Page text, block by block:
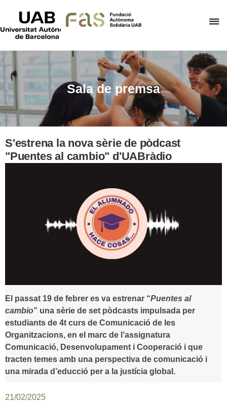
el
Sala de premsa
S'estrena la nova sèrie de pòdcast
"Puentes al cambio" d'UABràdio
El passat 19 de febrer es va estrenar “Puentes al
cambio” una sèrie de set pòdcasts impulsada per
estudiants de 4t curs de Comunicació de les
Organitzacions, en el marc de l’assignatura
Comunicació, Desenvolupament i Cooperació i que
tracten temes amb una perspectiva de comunicació i
una mirada d’educció per a la justícia global.
21/02/2025